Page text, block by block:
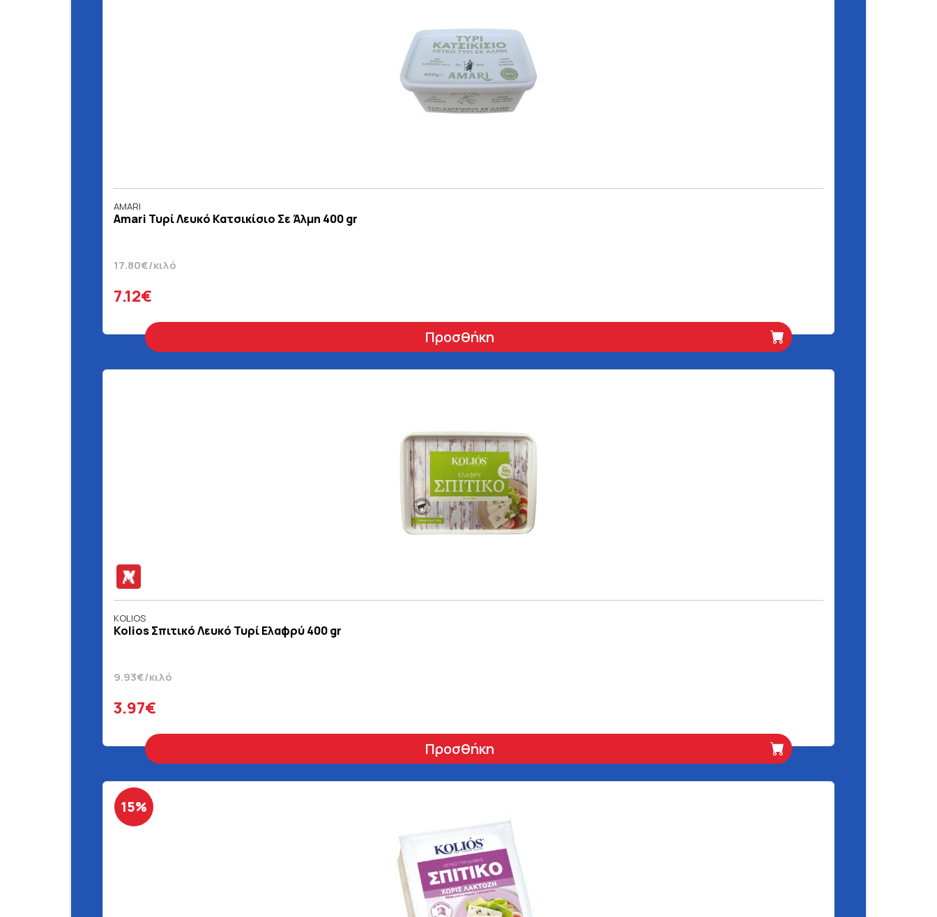
AMARI
Amari Τυρί Λευκό Κατσικίσιο Σε Άλμη 400 gr
17.80€/κιλό
7.12€
Προσθήκη
KOLIOS
Kolios Σπιτικό Λευκό Τυρί Ελαφρύ 400 gr
9.93€/κιλό
3.97€
Προσθήκη
15%